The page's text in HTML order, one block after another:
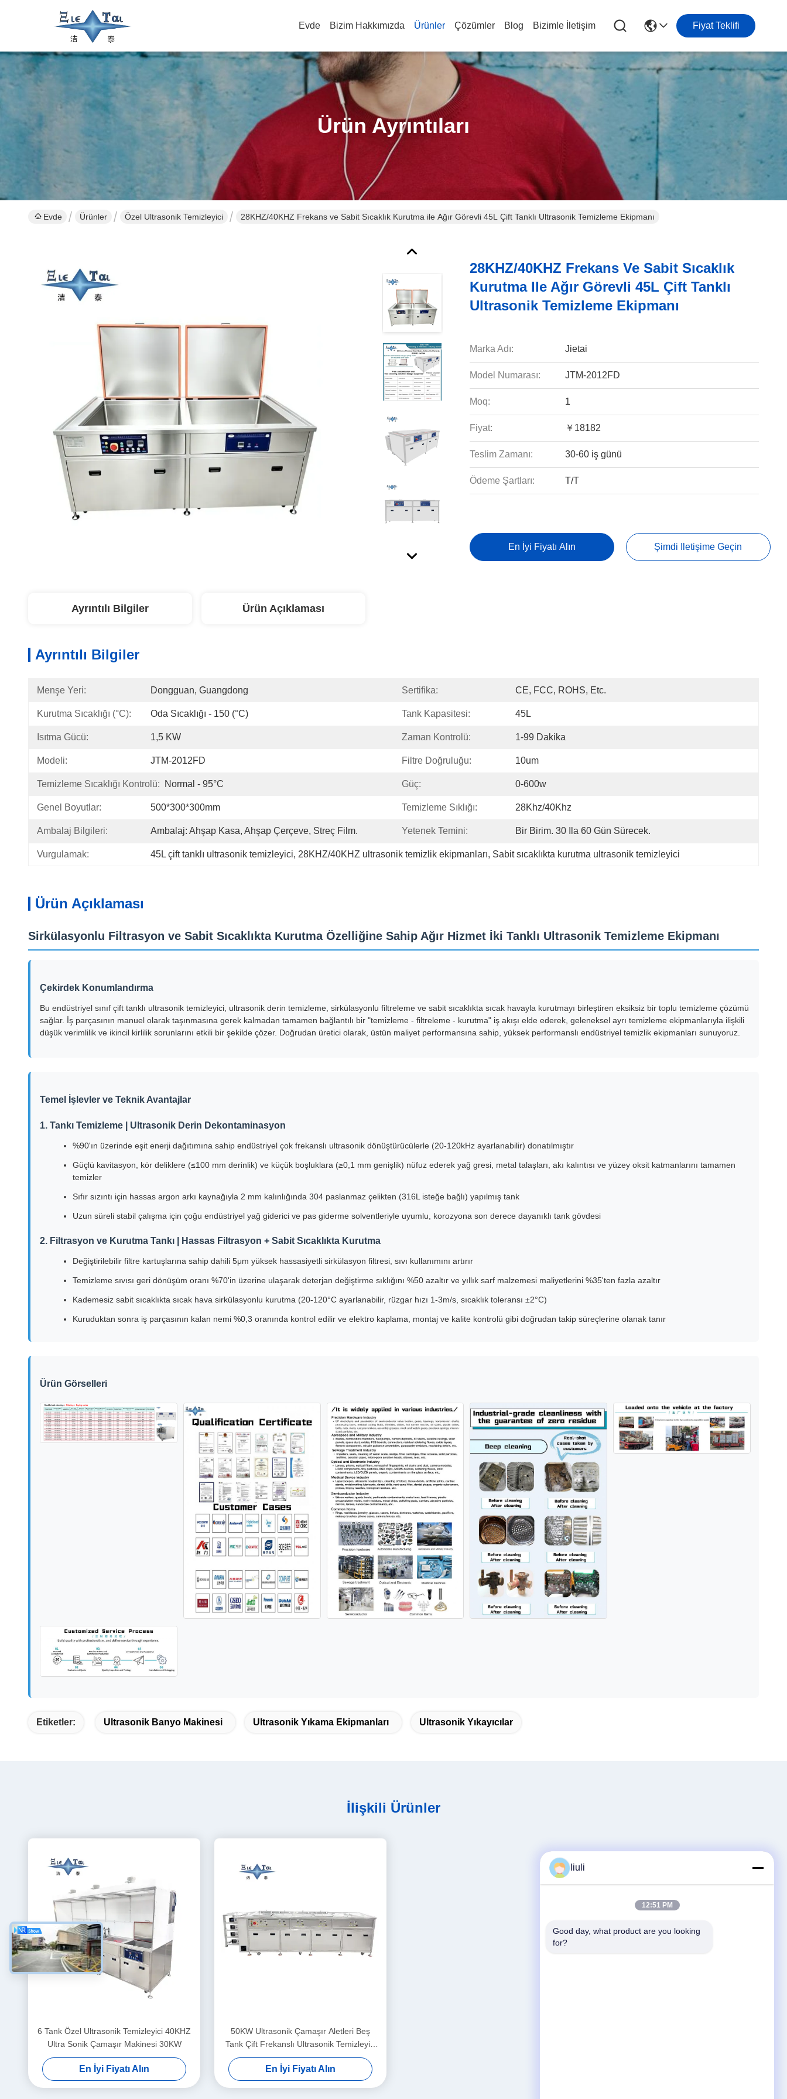
Evde Bizim Hakkımızda Ürünler Çözümler Blog Bizimle İletişim Fiyat Teklifi
Ürün Ayrıntıları
Evde Ürünler Özel Ultrasonik Temizleyici 28KHZ/40KHZ Frekans ve Sabit Sıcaklık Kurutma ile Ağır Görevli 45L Çift Tanklı Ultrasonik Temizleme Ekipmanı
28KHZ/40KHZ Frekans Ve Sabit Sıcaklık
Kurutma Ile Ağır Görevli 45L Çift Tanklı
Ultrasonik Temizleme Ekipmanı
Marka Adı: Jietai
Model Numarası: JTM-2012FD
Moq: 1
Fiyat: ￥18182
Teslim Zamanı: 30-60 iş günü
Ödeme Şartları: T/T
En İyi Fiyatı Alın Şimdi Iletişime Geçin
Ayrıntılı Bilgiler Ürün Açıklaması
Ayrıntılı Bilgiler
Menşe Yeri: Dongguan, Guangdong Sertifika: CE, FCC, ROHS, Etc.
Kurutma Sıcaklığı (°C): Oda Sıcaklığı - 150 (°C) Tank Kapasitesi: 45L
Isıtma Gücü: 1,5 KW Zaman Kontrolü: 1-99 Dakika
Modeli: JTM-2012FD Filtre Doğruluğu: 10um
Temizleme Sıcaklığı Kontrolü: Normal - 95°C Güç: 0-600w
Genel Boyutlar: 500*300*300mm Temizleme Sıklığı: 28Khz/40Khz
Ambalaj Bilgileri: Ambalaj: Ahşap Kasa, Ahşap Çerçeve, Streç Film. Yetenek Temini: Bir Birim. 30 Ila 60 Gün Sürecek.
Vurgulamak: 45L çift tanklı ultrasonik temizleyici, 28KHZ/40KHZ ultrasonik temizlik ekipmanları, Sabit sıcaklıkta kurutma ultrasonik temizleyici
Ürün Açıklaması
Sirkülasyonlu Filtrasyon ve Sabit Sıcaklıkta Kurutma Özelliğine Sahip Ağır Hizmet İki Tanklı Ultrasonik Temizleme Ekipmanı
Çekirdek Konumlandırma
Bu endüstriyel sınıf çift tanklı ultrasonik temizleyici, ultrasonik derin temizleme, sirkülasyonlu filtreleme ve sabit sıcaklıkta sıcak havayla kurutmayı birleştiren eksiksiz bir toplu temizleme çözümü
sağlar. İş parçasının manuel olarak taşınmasına gerek kalmadan tamamen bağlantılı bir "temizleme - filtreleme - kurutma" iş akışı elde ederek, geleneksel ayrı temizleme ekipmanlarıyla ilişkili
düşük verimlilik ve ikincil kirlilik sorunlarını etkili bir şekilde çözer. Doğrudan üretici olarak, üstün maliyet performansına sahip, yüksek performanslı endüstriyel temizlik ekipmanları sunuyoruz.
Temel İşlevler ve Teknik Avantajlar
1. Tankı Temizleme | Ultrasonik Derin Dekontaminasyon
%90'ın üzerinde eşit enerji dağıtımına sahip endüstriyel çok frekanslı ultrasonik dönüştürücülerle (20-120kHz ayarlanabilir) donatılmıştır
Güçlü kavitasyon, kör deliklere (≤100 mm derinlik) ve küçük boşluklara (≥0,1 mm genişlik) nüfuz ederek yağ gresi, metal talaşları, akı kalıntısı ve yüzey oksit katmanlarını tamamen
temizler
Sıfır sızıntı için hassas argon arkı kaynağıyla 2 mm kalınlığında 304 paslanmaz çelikten (316L isteğe bağlı) yapılmış tank
Uzun süreli stabil çalışma için çoğu endüstriyel yağ giderici ve pas giderme solventleriyle uyumlu, korozyona son derece dayanıklı tank gövdesi
2. Filtrasyon ve Kurutma Tankı | Hassas Filtrasyon + Sabit Sıcaklıkta Kurutma
Değiştirilebilir filtre kartuşlarına sahip dahili 5μm yüksek hassasiyetli sirkülasyon filtresi, sıvı kullanımını artırır
Temizleme sıvısı geri dönüşüm oranı %70'in üzerine ulaşarak deterjan değiştirme sıklığını %50 azaltır ve yıllık sarf malzemesi maliyetlerini %35'ten fazla azaltır
Kademesiz sabit sıcaklıkta sıcak hava sirkülasyonlu kurutma (20-120°C ayarlanabilir, rüzgar hızı 1-3m/s, sıcaklık toleransı ±2°C)
Kuruduktan sonra iş parçasının kalan nemi %0,3 oranında kontrol edilir ve elektro kaplama, montaj ve kalite kontrolü gibi doğrudan takip süreçlerine olanak tanır
Ürün Görselleri
Etiketler: Ultrasonik Banyo Makinesi Ultrasonik Yıkama Ekipmanları Ultrasonik Yıkayıcılar
İlişkili Ürünler
6 Tank Özel Ultrasonik Temizleyici 40KHZ
Ultra Sonik Çamaşır Makinesi 30KW
En İyi Fiyatı Alın
50KW Ultrasonik Çamaşır Aletleri Beş
Tank Çift Frekanslı Ultrasonik Temizleyici
Özel
En İyi Fiyatı Alın
liuli
12:51 PM
Good day, what product are you looking
for?